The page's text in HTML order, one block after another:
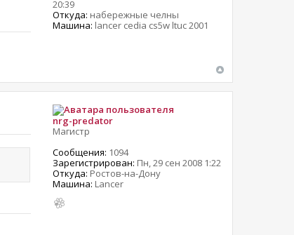
20:39
Откуда: набережные челны
Машина: lancer cedia cs5w ltuc 2001
nrg-predator
Магистр
Сообщения: 1094
Зарегистрирован: Пн, 29 сен 2008 1:22
Откуда: Ростов-на-Дону
Машина: Lancer